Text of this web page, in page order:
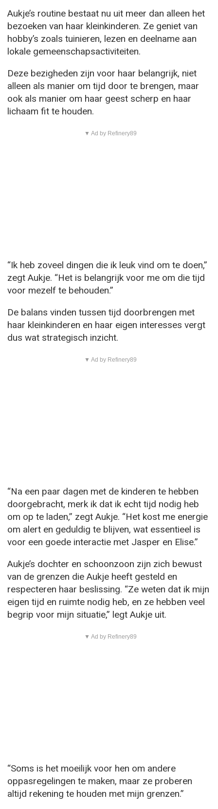
Aukje’s routine bestaat nu uit meer dan alleen het
bezoeken van haar kleinkinderen. Ze geniet van
hobby’s zoals tuinieren, lezen en deelname aan
lokale gemeenschapsactiviteiten.
Deze bezigheden zijn voor haar belangrijk, niet
alleen als manier om tijd door te brengen, maar
ook als manier om haar geest scherp en haar
lichaam fit te houden.
▼ Ad by Refinery89
“Ik heb zoveel dingen die ik leuk vind om te doen,”
zegt Aukje. “Het is belangrijk voor me om die tijd
voor mezelf te behouden.”
De balans vinden tussen tijd doorbrengen met
haar kleinkinderen en haar eigen interesses vergt
dus wat strategisch inzicht.
▼ Ad by Refinery89
“Na een paar dagen met de kinderen te hebben
doorgebracht, merk ik dat ik echt tijd nodig heb
om op te laden,” zegt Aukje. “Het kost me energie
om alert en geduldig te blijven, wat essentieel is
voor een goede interactie met Jasper en Elise.”
Aukje’s dochter en schoonzoon zijn zich bewust
van de grenzen die Aukje heeft gesteld en
respecteren haar beslissing. “Ze weten dat ik mijn
eigen tijd en ruimte nodig heb, en ze hebben veel
begrip voor mijn situatie,” legt Aukje uit.
▼ Ad by Refinery89
“Soms is het moeilijk voor hen om andere
oppasregelingen te maken, maar ze proberen
altijd rekening te houden met mijn grenzen.”